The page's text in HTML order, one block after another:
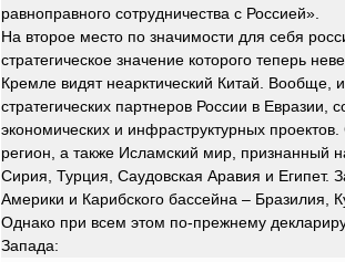
равноправного сотрудничества с Россией».
На второе место по значимости для себя
стратегическое значение которого теперь
Кремле видят неарктический Китай.
стратегических партнеров России в Евразии,
экономических и инфраструктурных
регион, а также Исламский мир, признанный
Сирия, Турция, Саудовская Аравия и Египет.
Америки и Карибского бассейна – Бразилия,
Однако при всем этом по-прежнему
Запада: